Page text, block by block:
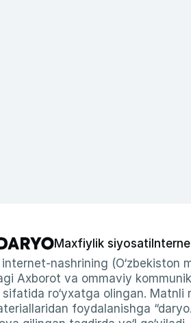
Maxfiylik siyosati
internet-nashrining
Axborot va ommaviy
ro‘yxatga olingan. Matnli
foydalanishga